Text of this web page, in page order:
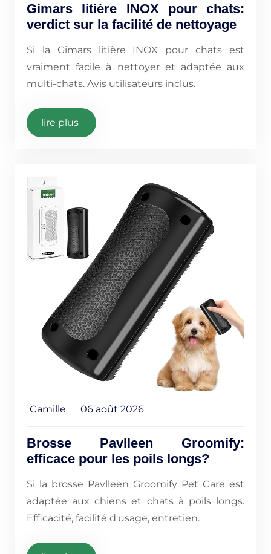
Gimars litière INOX pour chats:
verdict sur la facilité de nettoyage
Si la Gimars litière INOX pour chats est
vraiment facile à nettoyer et adaptée aux
multi-chats. Avis utilisateurs inclus.
lire plus
Camille 06 août 2026
Brosse Pavlleen Groomify:
efficace pour les poils longs?
Si la brosse Pavlleen Groomify Pet Care est
adaptée aux chiens et chats à poils longs.
Efficacité, facilité d'usage, entretien.